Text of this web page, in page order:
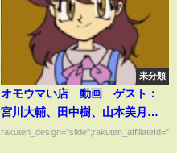
未分類
オモウマい店 動画 ゲスト：
宮川大輔、田中樹、山本美月、
山下健二郎 4月1日